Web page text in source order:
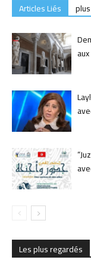
Articles Liés
Les plus regardés